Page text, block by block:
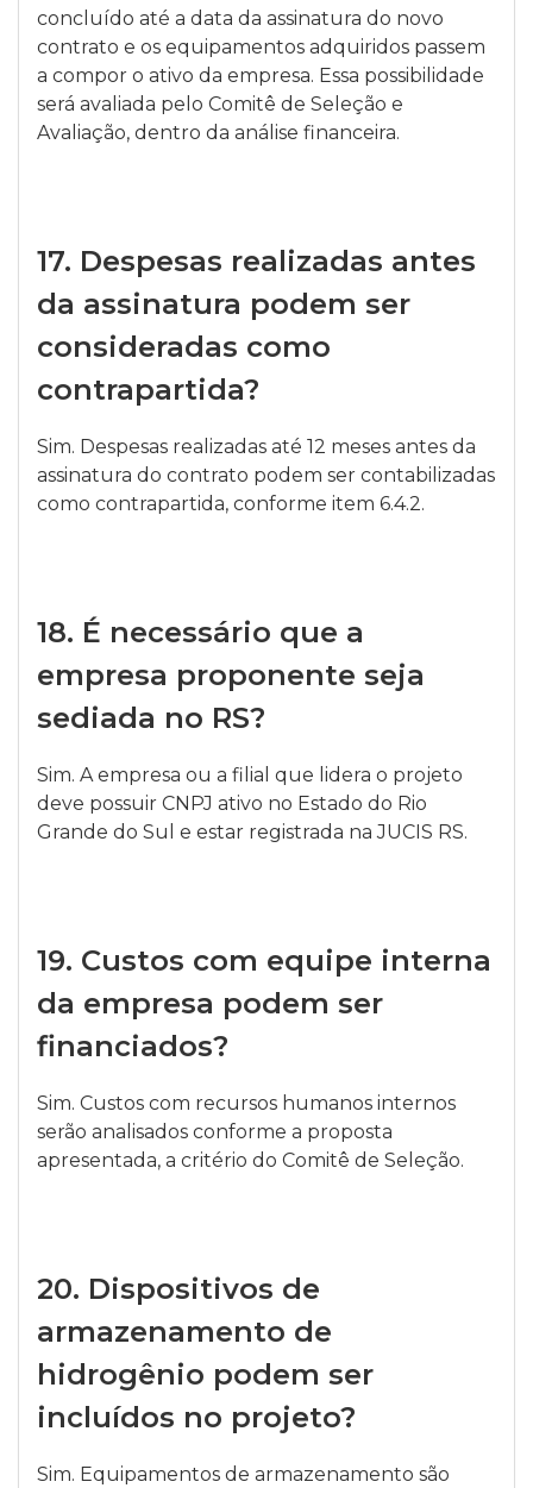
concluído até a data da assinatura do novo
contrato e os equipamentos adquiridos passem
a compor o ativo da empresa. Essa possibilidade
será avaliada pelo Comitê de Seleção e
Avaliação, dentro da análise financeira.
17. Despesas realizadas antes
da assinatura podem ser
consideradas como
contrapartida?
Sim. Despesas realizadas até 12 meses antes da
assinatura do contrato podem ser contabilizadas
como contrapartida, conforme item 6.4.2.
18. É necessário que a
empresa proponente seja
sediada no RS?
Sim. A empresa ou a filial que lidera o projeto
deve possuir CNPJ ativo no Estado do Rio
Grande do Sul e estar registrada na JUCIS RS.
19. Custos com equipe interna
da empresa podem ser
financiados?
Sim. Custos com recursos humanos internos
serão analisados conforme a proposta
apresentada, a critério do Comitê de Seleção.
20. Dispositivos de
armazenamento de
hidrogênio podem ser
incluídos no projeto?
Sim. Equipamentos de armazenamento são